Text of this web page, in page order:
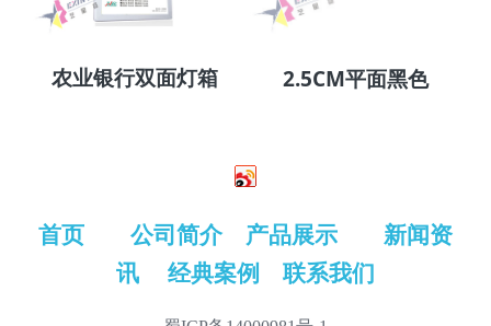
农业银行双面灯箱 2.5CM平面黑色
首页 公司简介 产品展示
新闻资
讯
经典案例 联系我们